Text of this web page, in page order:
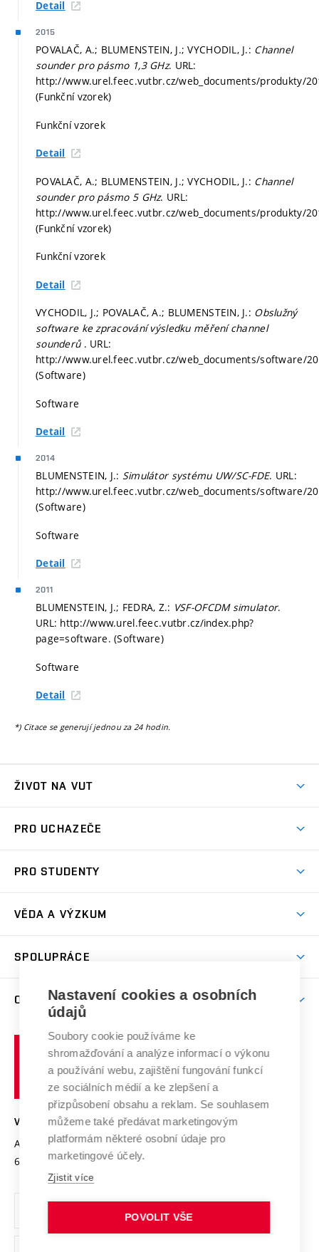
Detail
2015
POVALAČ, A.; BLUMENSTEIN, J.; VYCHODIL, J.: Channel
sounder pro pásmo 1,3 GHz. URL:
http://www.urel.feec.vutbr.cz/web_documents/produkty/
(Funkční vzorek)
Funkční vzorek
Detail
POVALAČ, A.; BLUMENSTEIN, J.; VYCHODIL, J.: Channel
sounder pro pásmo 5 GHz. URL:
http://www.urel.feec.vutbr.cz/web_documents/produkty/
(Funkční vzorek)
Funkční vzorek
Detail
VYCHODIL, J.; POVALAČ, A.; BLUMENSTEIN, J.: Obslužný
software ke zpracování výsledku měření channel
sounderů . URL:
http://www.urel.feec.vutbr.cz/web_documents/software/
(Software)
Software
Detail
2014
BLUMENSTEIN, J.: Simulátor systému UW/SC-FDE. URL:
http://www.urel.feec.vutbr.cz/web_documents/software/
(Software)
Software
Detail
2011
BLUMENSTEIN, J.; FEDRA, Z.: VSF-OFCDM simulator.
URL: http://www.urel.feec.vutbr.cz/index.php?
page=software. (Software)
Software
Detail
*) Citace se generují jednou za 24 hodin.
ŽIVOT NA VUT
Koleje
Sport na VUT
PRO UCHAZEČE
Dny otevřených dveří
Celoživotní vzdělávání
E-přihláška
PRO STUDENTY
Harmonogram akademického roku
Závěrečné práce
Doktorské studium
Zpracování osobních údajů studentů
Sociální bezpečí
Studium bez bariér
Podpora podnikání
VĚDA A VÝZKUM
Mezinárodní vědecká rada
Systém zajišťování kvality výzkumu
Výzkumné infrastruktury
Transfer znalostí
Open Science
Projekty
Projekty ze strukturálních fondů
Specifický výzkum
SPOLUPRÁCE
Firemní spolupráce
Zahraniční spolupráce
Spolupráce se školami
Mezinárodní dohody
Univerzitní sítě
O UNIVERZITĚ
Profil univerzity
Udržitelná univerzita
Podnikavá univerzita / ContriBUTe
Bezpečná univerzita
Vyznamenání
Organizační struktura
Ochrana osobních údajů
učení
technické
Brně
VYSOKÉ UČENÍ TECHNICKÉ V BRNĚ
Antonínská 548/1
602 00 Brno
www.vut.cz
vut@vutbr.cz
Nastavení cookies a osobních
údajů
Soubory cookie používáme ke
shromažďování a analýze informací o výkonu
a používání webu, zajištění fungování funkcí
ze sociálních médií a ke zlepšení a
přizpůsobení obsahu a reklam. Se souhlasem
můžeme také předávat marketingovým
platformám některé osobní údaje pro
marketingové účely.
Zjistit více
POVOLIT VŠE